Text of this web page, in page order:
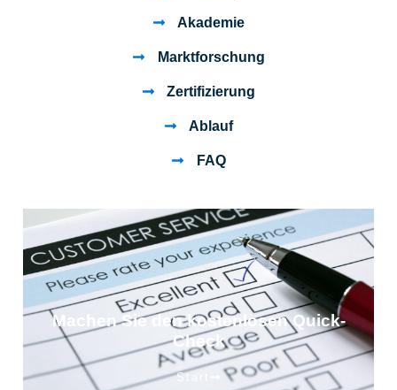
Akademie
Marktforschung
Zertifizierung
Ablauf
FAQ
Machen Sie den kostenlosen Quick-
Check
Start